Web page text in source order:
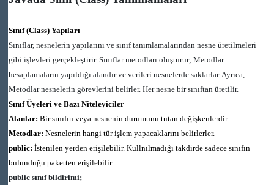
Sınıf (Class) Yapıları
Sınıflar, nesnelerin yapılarını ve sınıf tanımlamalarından nesne üretilmeleri
gibi işlevleri gerçekleştirir. Sınıflar metodları oluşturur; Metodlar
hesaplamaların yapıldığı alandır ve verileri nesnelerde saklarlar. Ayrıca,
Metodlar nesnelerin görevlerini belirler. Her nesne bir sınıftan üretilir.
Sınıf Üyeleri ve Bazı Niteleyiciler
Alanlar: Bir sınıfın veya nesnenin durumunu tutan değişkenlerdir.
Metodlar: Nesnelerin hangi tür işlem yapacaklarını belirlerler.
public: İstenilen yerden erişilebilir. Kullnılmadığı takdirde sadece sınıfın
bulunduğu paketten erişilebilir.
public sınıf bildirimi;